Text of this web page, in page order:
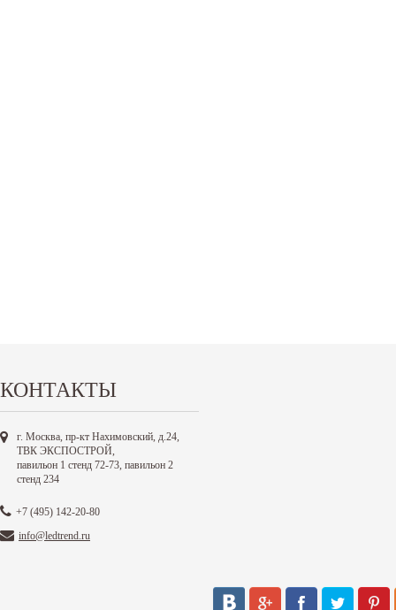
КОНТАКТЫ
г. Москва, пр-кт Нахимовский, д.24,
ТВК ЭКСПОСТРОЙ,
павильон 1 стенд 72-73, павильон 2
стенд 234
+7 (495) 142-20-80
info@ledtrend.ru